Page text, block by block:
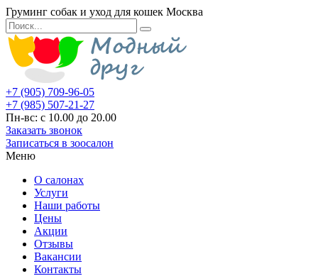
Груминг собак и уход для кошек Москва
+7 (905) 709-96-05
+7 (985) 507-21-27
Пн-вс: с 10.00 до 20.00
Заказать звонок
Записаться в зоосалон
Меню
О салонах
Услуги
Наши работы
Цены
Акции
Отзывы
Вакансии
Контакты